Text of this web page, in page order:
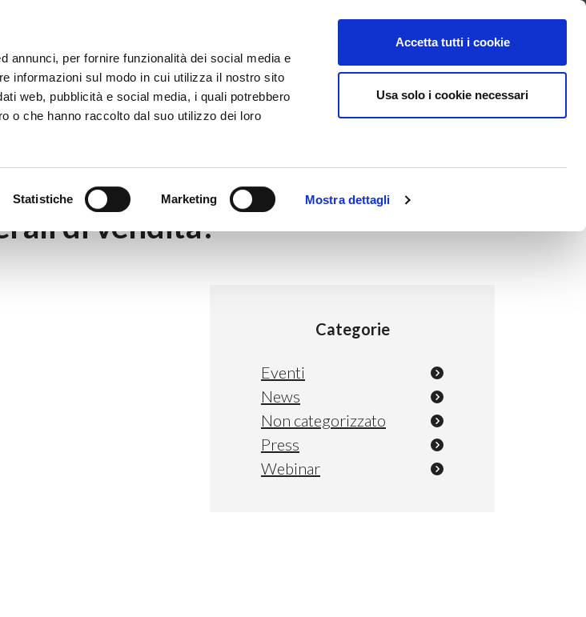
annunci, per fornire funzionalità dei social media e
informazioni sul modo in cui utilizza il nostro sito
web, pubblicità e social media, i quali potrebbero
o che hanno raccolto dal suo utilizzo dei loro
Statistiche Marketing Mostra dettagli
Accetta tutti i cookie
Usa solo i cookie necessari
Supporto Apri ticket Scarica l’APP
di vendita?
Categorie
Eventi
News
Non categorizzato
Press
Webinar